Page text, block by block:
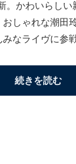
。かわいらしい
おしゃれな潮田
みなライヴに
続きを読む